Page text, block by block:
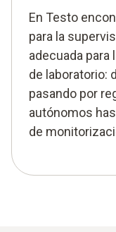
En Testo
para la
adecuada
de laboratorio:
pasando por
autónomos
de